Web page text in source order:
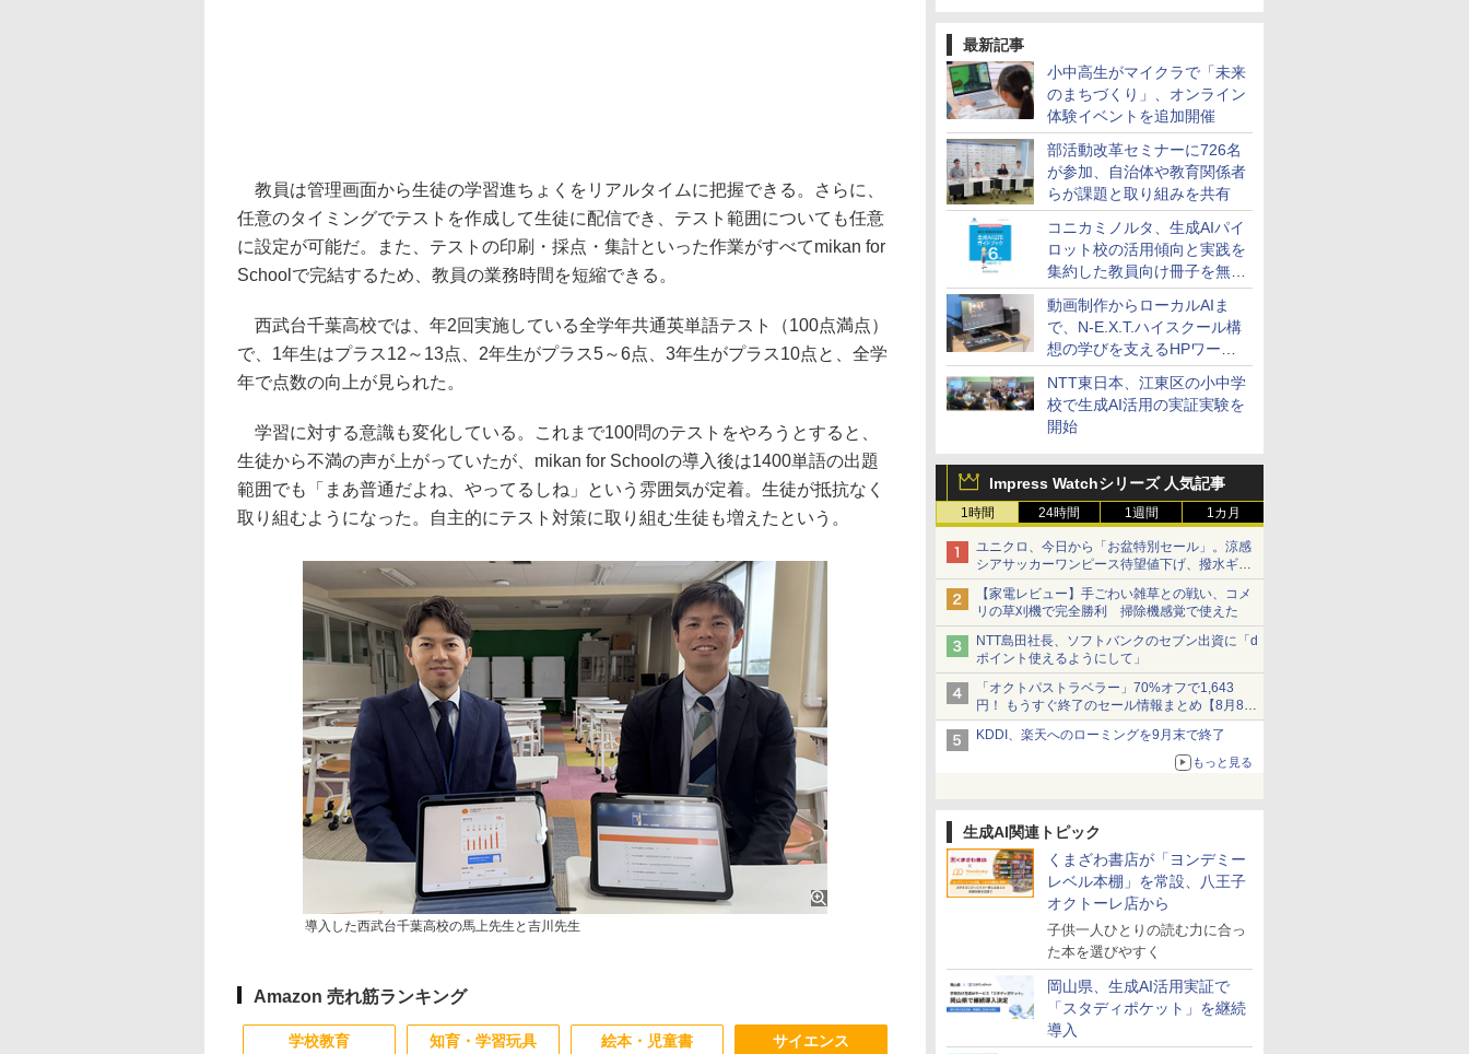
最新記事
小中高生がマイクラで「未来
のまちづくり」、オンライン
体験イベントを追加開催
部活動改革セミナーに726名
が参加、自治体や教育関係者
らが課題と取り組みを共有
コニカミノルタ、生成AIパイ
ロット校の活用傾向と実践を
集約した教員向け冊子を無料
公開
動画制作からローカルAIま
で、N-E.X.T.ハイスクール構
想の学びを支えるHPワーク
ステーション
NTT東日本、江東区の小中学
校で生成AI活用の実証実験を
開始
Impress Watchシリーズ 人気記事
1時間 24時間 1週間 1カ月
ユニクロ、今日から「お盆特別セール」。涼感
シアサッカーワンピース待望値下げ、撥水ギア
ショーツは1990円に
【家電レビュー】手ごわい雑草との戦い、コメ
リの草刈機で完全勝利 掃除機感覚で使えた
NTT島田社長、ソフトバンクのセブン出資に「d
ポイント使えるようにして」
「オクトパストラベラー」70%オフで1,643
円！ もうすぐ終了のセール情報まとめ【8月8日
更新】
ニンテンドーeショップでは「大神 絶景版」が
KDDI、楽天へのローミングを9月末で終了
もっと見る
生成AI関連トピック
くまざわ書店が「ヨンデミー
レベル本棚」を常設、八王子
オクトーレ店から
子供一人ひとりの読む力に合っ
た本を選びやすく
岡山県、生成AI活用実証で
「スタディポケット」を継続
導入
教員は管理画面から生徒の学習進ちょくをリアルタイムに把握できる。さらに、
任意のタイミングでテストを作成して生徒に配信でき、テスト範囲についても任意
に設定が可能だ。また、テストの印刷・採点・集計といった作業がすべてmikan for
Schoolで完結するため、教員の業務時間を短縮できる。
西武台千葉高校では、年2回実施している全学年共通英単語テスト（100点満点）
で、1年生はプラス12～13点、2年生がプラス5～6点、3年生がプラス10点と、全学
年で点数の向上が見られた。
学習に対する意識も変化している。これまで100問のテストをやろうとすると、
生徒から不満の声が上がっていたが、mikan for Schoolの導入後は1400単語の出題
範囲でも「まあ普通だよね、やってるしね」という雰囲気が定着。生徒が抵抗なく
取り組むようになった。自主的にテスト対策に取り組む生徒も増えたという。
導入した西武台千葉高校の馬上先生と吉川先生
Amazon 売れ筋ランキング
学校教育 知育・学習玩具 絵本・児童書 サイエンス